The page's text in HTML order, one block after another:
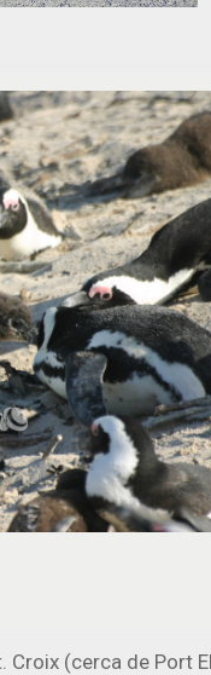
Croix (cerca de Port